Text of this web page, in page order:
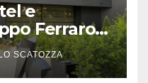
e
Ferraro
gusto
SCATOZZA